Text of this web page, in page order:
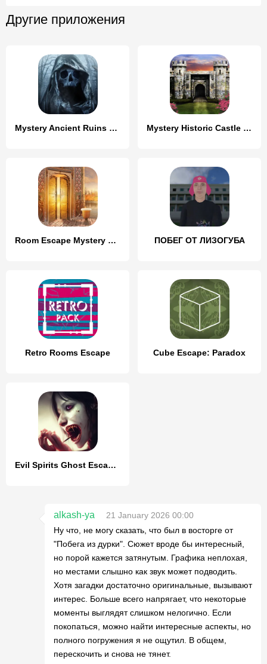
Другие приложения
Mystery Ancient Ruins Escape Mystery Historic Castle Escape
Room Escape Mystery Quest ПОБЕГ ОТ ЛИЗОГУБА
Retro Rooms Escape Cube Escape: Paradox
Evil Spirits Ghost Escape Game
alkash-ya
21 January 2026 00:00
Ну что, не могу сказать, что был в восторге от
"Побега из дурки". Сюжет вроде бы интересный,
но порой кажется затянутым. Графика неплохая,
но местами слышно как звук может подводить.
Хотя загадки достаточно оригинальные, вызывают
интерес. Больше всего напрягает, что некоторые
моменты выглядят слишком нелогично. Если
покопаться, можно найти интересные аспекты, но
полного погружения я не ощутил. В общем,
перескочить и снова не тянет.